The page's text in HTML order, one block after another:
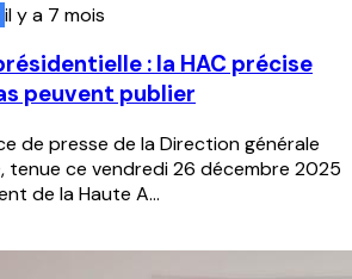
il y a 7 mois
: la HAC précise
peuvent publier
de presse de la Direction générale
tenue ce vendredi 26 décembre 2025
de la Haute A...